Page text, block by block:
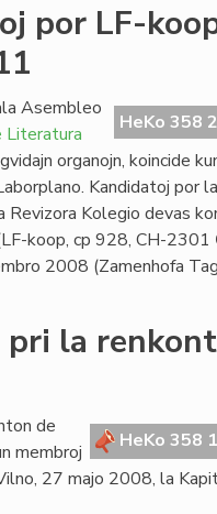
por LF-
HeKo 358
Asembleo
Literatura
organojn, koincide
Kandidatoj por
Revizora Kolegio devas
koop, cp 928, CH-2301
2008 (Zamenhofa
pri la
HeKo 358
de
membroj
27 majo 2008, la